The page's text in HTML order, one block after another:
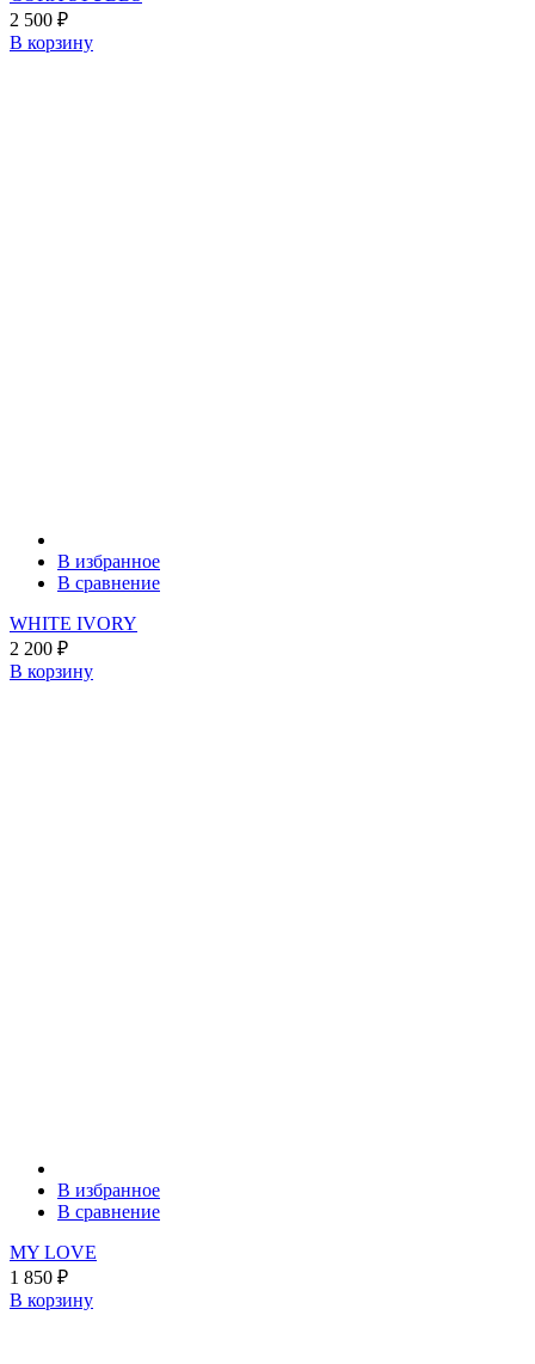
2 500 ₽
В корзину
В избранное
В сравнение
WHITE IVORY
2 200 ₽
В корзину
В избранное
В сравнение
MY LOVE
1 850 ₽
В корзину